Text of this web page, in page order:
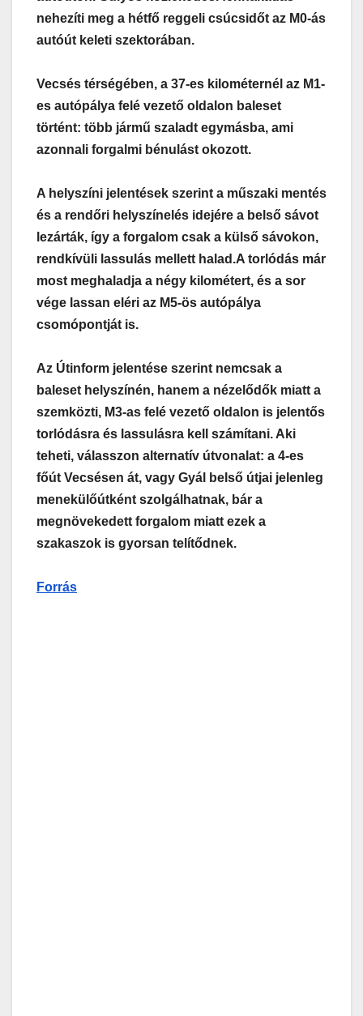
nehezíti meg a hétfő reggeli csúcsidőt az M0-ás
autóút keleti szektorában.
Vecsés térségében, a 37-es kilométernél az M1-
es autópálya felé vezető oldalon baleset
történt: több jármű szaladt egymásba, ami
azonnali forgalmi bénulást okozott.
A helyszíni jelentések szerint a műszaki mentés
és a rendőri helyszínelés idejére a belső sávot
lezárták, így a forgalom csak a külső sávokon,
rendkívüli lassulás mellett halad.A torlódás már
most meghaladja a négy kilométert, és a sor
vége lassan eléri az M5-ös autópálya
csomópontját is.
Az Útinform jelentése szerint nemcsak a
baleset helyszínén, hanem a nézelődők miatt a
szemközti, M3-as felé vezető oldalon is jelentős
torlódásra és lassulásra kell számítani. Aki
teheti, válasszon alternatív útvonalat: a 4-es
főút Vecsésen át, vagy Gyál belső útjai jelenleg
menekülőútként szolgálhatnak, bár a
megnövekedett forgalom miatt ezek a
szakaszok is gyorsan telítődnek.
Forrás